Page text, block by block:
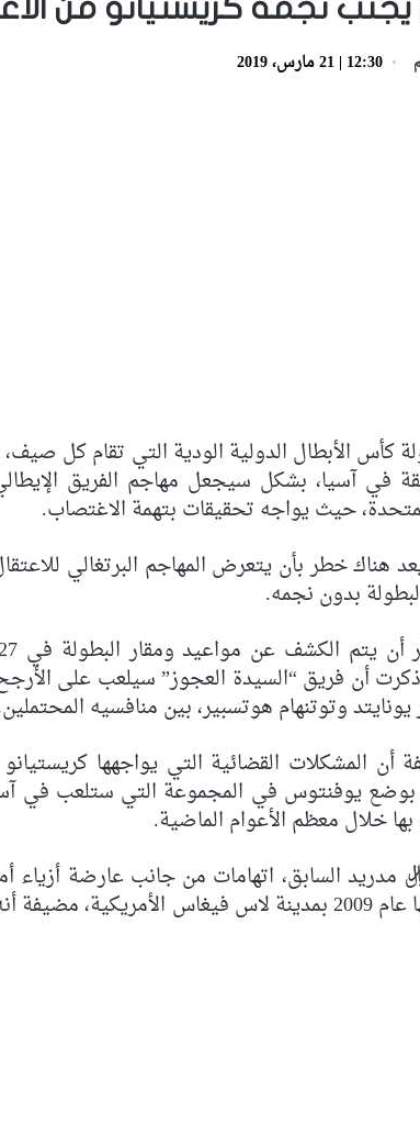
نجمه كريستيانو من
12:30 | 21 مارس، 2019
كأس الأبطال الدولية الودية التي تقام كل
في آسيا، بشكل سيجعل مهاجم الفريق
حيث يواجه تحقيقات بتهمة الاغتصاب.
يعد هناك خطر بأن يتعرض المهاجم البرتغالي
بدون نجمه.
أن فريق “السيدة العجوز” سيلعب على
وتوتنهام هوتسبير، بين منافسيه
أن المشكلات القضائية التي يواجهها
بوضع يوفنتوس في المجموعة التي ستلعب في
بها خلال معظم الأعوام الماضية.
مدريد السابق، اتهامات من جانب عارضة أزياء